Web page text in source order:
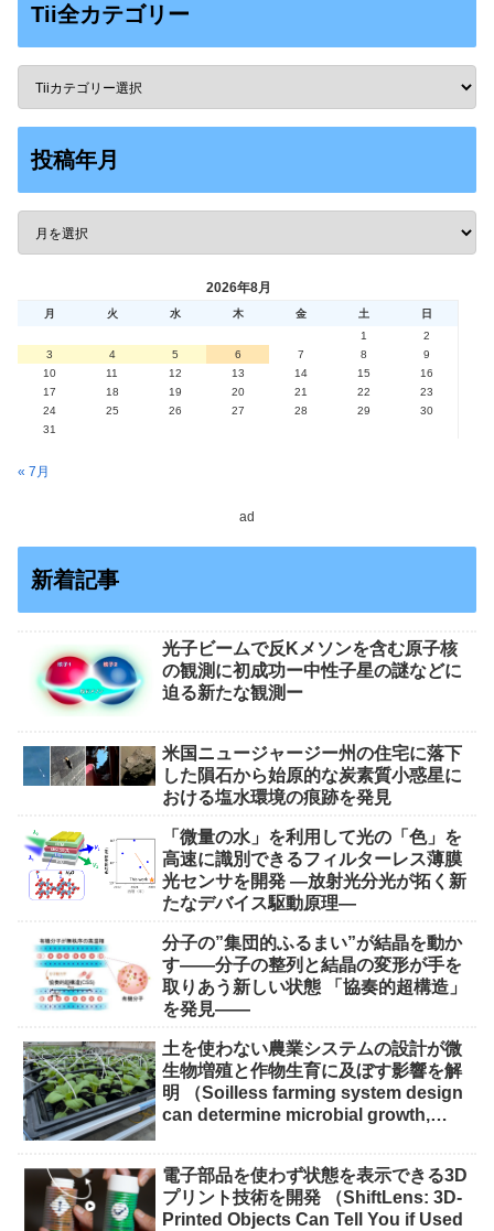
Tii全カテゴリー
投稿年月
2026年8月
月 火 水 木 金 土
日
1
2
3
4 5 6 7 8
9
10
11 12 13 14 15
16
17
18 19 20 21 22
23
24
25 26 27 28 29
30
31
« 7月
ad
新着記事
光子ビームで反Kメソンを含む原子核
の観測に初成功ー中性子星の謎などに
迫る新たな観測ー
米国ニュージャージー州の住宅に落下
した隕石から始原的な炭素質小惑星に
おける塩水環境の痕跡を発見
「微量の水」を利用して光の「色」を
高速に識別できるフィルターレス薄膜
光センサを開発 ―放射光分光が拓く新
たなデバイス駆動原理―
分子の”集団的ふるまい”が結晶を動か
す――分子の整列と結晶の変形が手を
取りあう新しい状態 「協奏的超構造」
を発見――
土を使わない農業システムの設計が微
生物増殖と作物生育に及ぼす影響を解
明 （Soilless farming system design
can determine microbial growth,
電子部品を使わず状態を表示できる3D
プリント技術を開発 （ShiftLens: 3D-
Printed Objects Can Tell You if Used